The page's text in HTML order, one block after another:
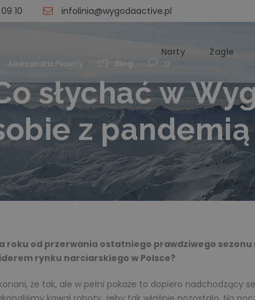
10 infolinia@wygodaactive.pl
Narty Żagle
Aleksandra Plawny Blog 0
słychać w
z pandemią
roku od przerwania ostatniego prawdziwego sezonu
rynku narciarskiego w Polsce?
że tak, ale w pełni pokaże to dopiero nadchodzący